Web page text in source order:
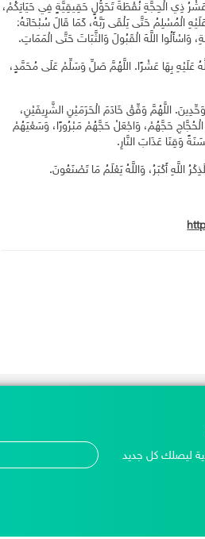
ذِي الْحِجَّةِ نُقْطَةَ تَحَوُّلٍ حَقِيقِيَّةٍ فِي حَيَاتِكُمْ،
عَلَيْهِ الْمُسْلِمُ حَتَّى يَلْقَى رَبَّهُ، كَمَا قَالَ سُبْحَانَهُ:
وَاسْأَلُوا اللَّهَ الْقَبُولَ وَالثَّبَاتَ حَتَّى الْمَمَاتِ.
عَلَيْهِ بِهَا عَشْرًا. اللَّهُمَّ صَلِّ وَسَلِّمْ عَلَى مُحَمَّدٍ،
اللَّهُمَّ وَفِّقْ خَادَمَ الْحَرَمَيْنِ الشَّرِيفَيْنِ،
الْحُجَّاجِ حَجَّهُمْ، وَاجْعَلْ حَجَّهُمْ مَبْرُورًا، وَسَعْيَهُمْ
وَقِنَا عَذَابَ النَّارِ.
اللَّهِ أَكْبَرُ، وَاللَّهُ يَعْلَمُ مَا تَصْنَعُونَ.
ليصلك كل جديد